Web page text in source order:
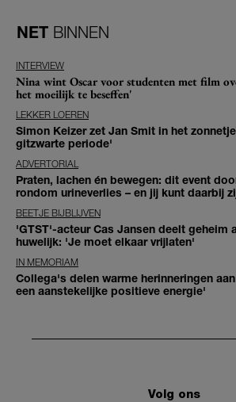
NET BINNEN
INTERVIEW
Nina wint Oscar voor studenten met film
het moeilijk te beseffen'
LEKKER LOEREN
Simon Keizer zet Jan Smit in het
gitzwarte periode'
ADVERTORIAL
Praten, lachen én bewegen: dit event
rondom urineverlies – en jij kunt daarbij
BEETJE BIJBLIJVEN
'GTST'-acteur Cas Jansen deelt geheim
huwelijk: 'Je moet elkaar vrijlaten'
IN MEMORIAM
Collega's delen warme herinneringen
een aanstekelijke positieve energie'
Volg ons